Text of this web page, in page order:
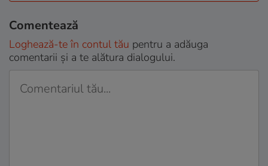
Comentează
Loghează-te în contul tău pentru a adăuga
comentarii și a te alătura dialogului.